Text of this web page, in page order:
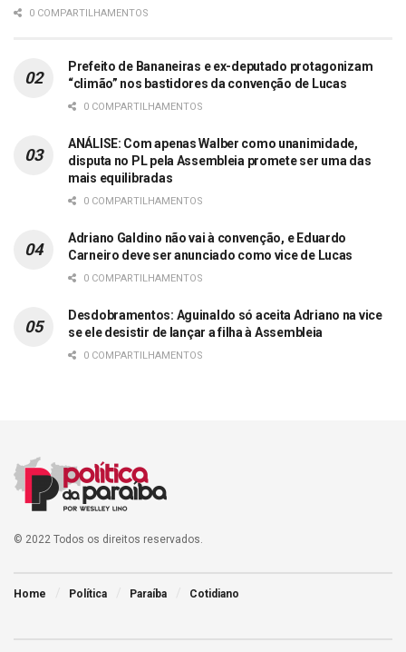
0 COMPARTILHAMENTOS
Prefeito de Bananeiras e ex-deputado protagonizam
“climão” nos bastidores da convenção de Lucas
0 COMPARTILHAMENTOS
ANÁLISE: Com apenas Walber como unanimidade,
disputa no PL pela Assembleia promete ser uma das
mais equilibradas
0 COMPARTILHAMENTOS
Adriano Galdino não vai à convenção, e Eduardo
Carneiro deve ser anunciado como vice de Lucas
0 COMPARTILHAMENTOS
Desdobramentos: Aguinaldo só aceita Adriano na vice
se ele desistir de lançar a filha à Assembleia
0 COMPARTILHAMENTOS
© 2022 Todos os direitos reservados.
Home Política Paraíba Cotidiano